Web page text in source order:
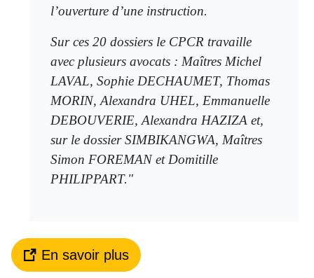
l’ouverture d’une instruction.
Sur ces 20 dossiers le CPCR travaille
avec plusieurs avocats : Maîtres Michel
LAVAL, Sophie DECHAUMET, Thomas
MORIN, Alexandra UHEL, Emmanuelle
DEBOUVERIE, Alexandra HAZIZA et,
sur le dossier SIMBIKANGWA, Maîtres
Simon FOREMAN et Domitille
PHILIPPART."
En savoir plus